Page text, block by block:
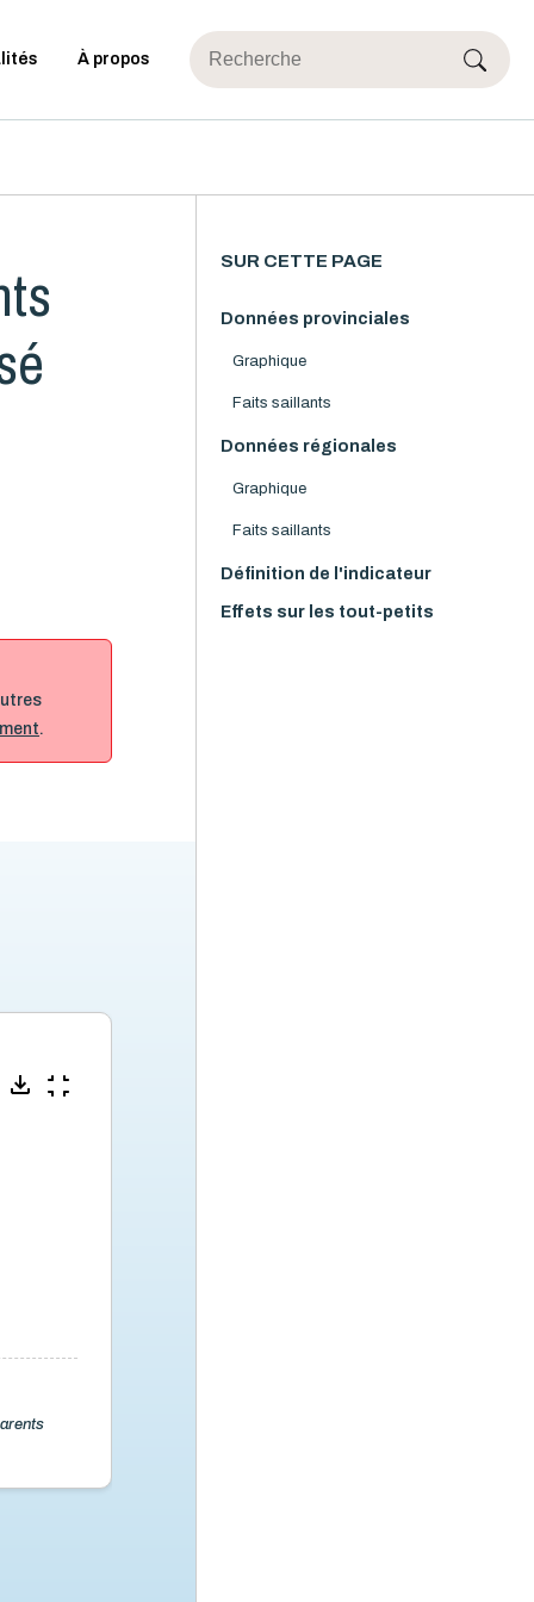
À propos
.
SUR CETTE PAGE
Données provinciales
Graphique
Faits saillants
Données régionales
Graphique
Faits saillants
Définition de l'indicateur
Effets sur les tout-petits